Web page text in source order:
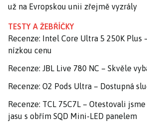
už na Evropskou unii zřejmě vyzrály
TESTY A ŽEBŘÍČKY
Recenze: Intel Core Ultra 5 250K Plus
nízkou cenu
Recenze: JBL Live 780 NC – Skvěle
Recenze: O2 Pods Ultra – Dostupná
Recenze: TCL 75C7L – Otestovali
jasu s obřím SQD Mini-LED panelem